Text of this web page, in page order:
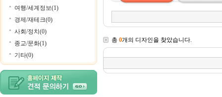
여행/세계정보(1)
경제/재테크(0)
사회/정치(0)
종교/문화(1)
기타(0)
총 0개의 디자인을 찾았습니다.